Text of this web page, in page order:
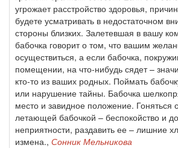
угрожает расстройство здоровья,
будете усматривать в недостаточном
стороны близких. Залетевшая в вашу
бабочка говорит о том, что вашим
осуществиться, а если бабочка,
помещении, на что-нибудь сядет –
кто-то из ваших родных. Поймать
или нарушение тайны. Бабочка
место и завидное положение. Гоняться
летающей бабочкой – беспокойство и
неприятности, раздавить ее – лишние
измена., Сонник Мельникова